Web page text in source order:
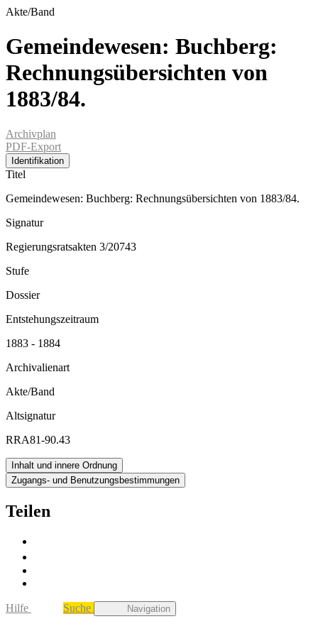
Akte/Band
Gemeindewesen: Buchberg:
Rechnungsübersichten von
1883/84.
Archivplan
PDF-Export
Identifikation
Titel
Gemeindewesen: Buchberg: Rechnungsübersichten von 1883/84.
Signatur
Regierungsratsakten 3/20743
Stufe
Dossier
Entstehungszeitraum
1883 - 1884
Archivalienart
Akte/Band
Altsignatur
RRA81-90.43
Inhalt und innere Ordnung
Zugangs- und Benutzungsbestimmungen
Teilen
Hilfe Suche Navigation